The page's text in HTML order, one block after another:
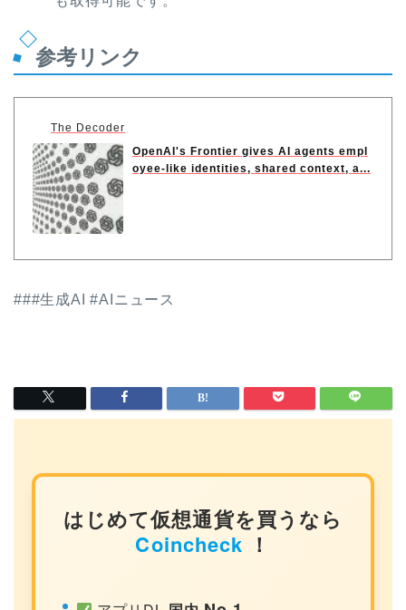
参考リンク
The Decoder
OpenAI's Frontier gives AI agents empl
oyee-like identities, shared context, a...
###生成AI #AIニュース
はじめて仮想通貨を買うなら
Coincheck ！